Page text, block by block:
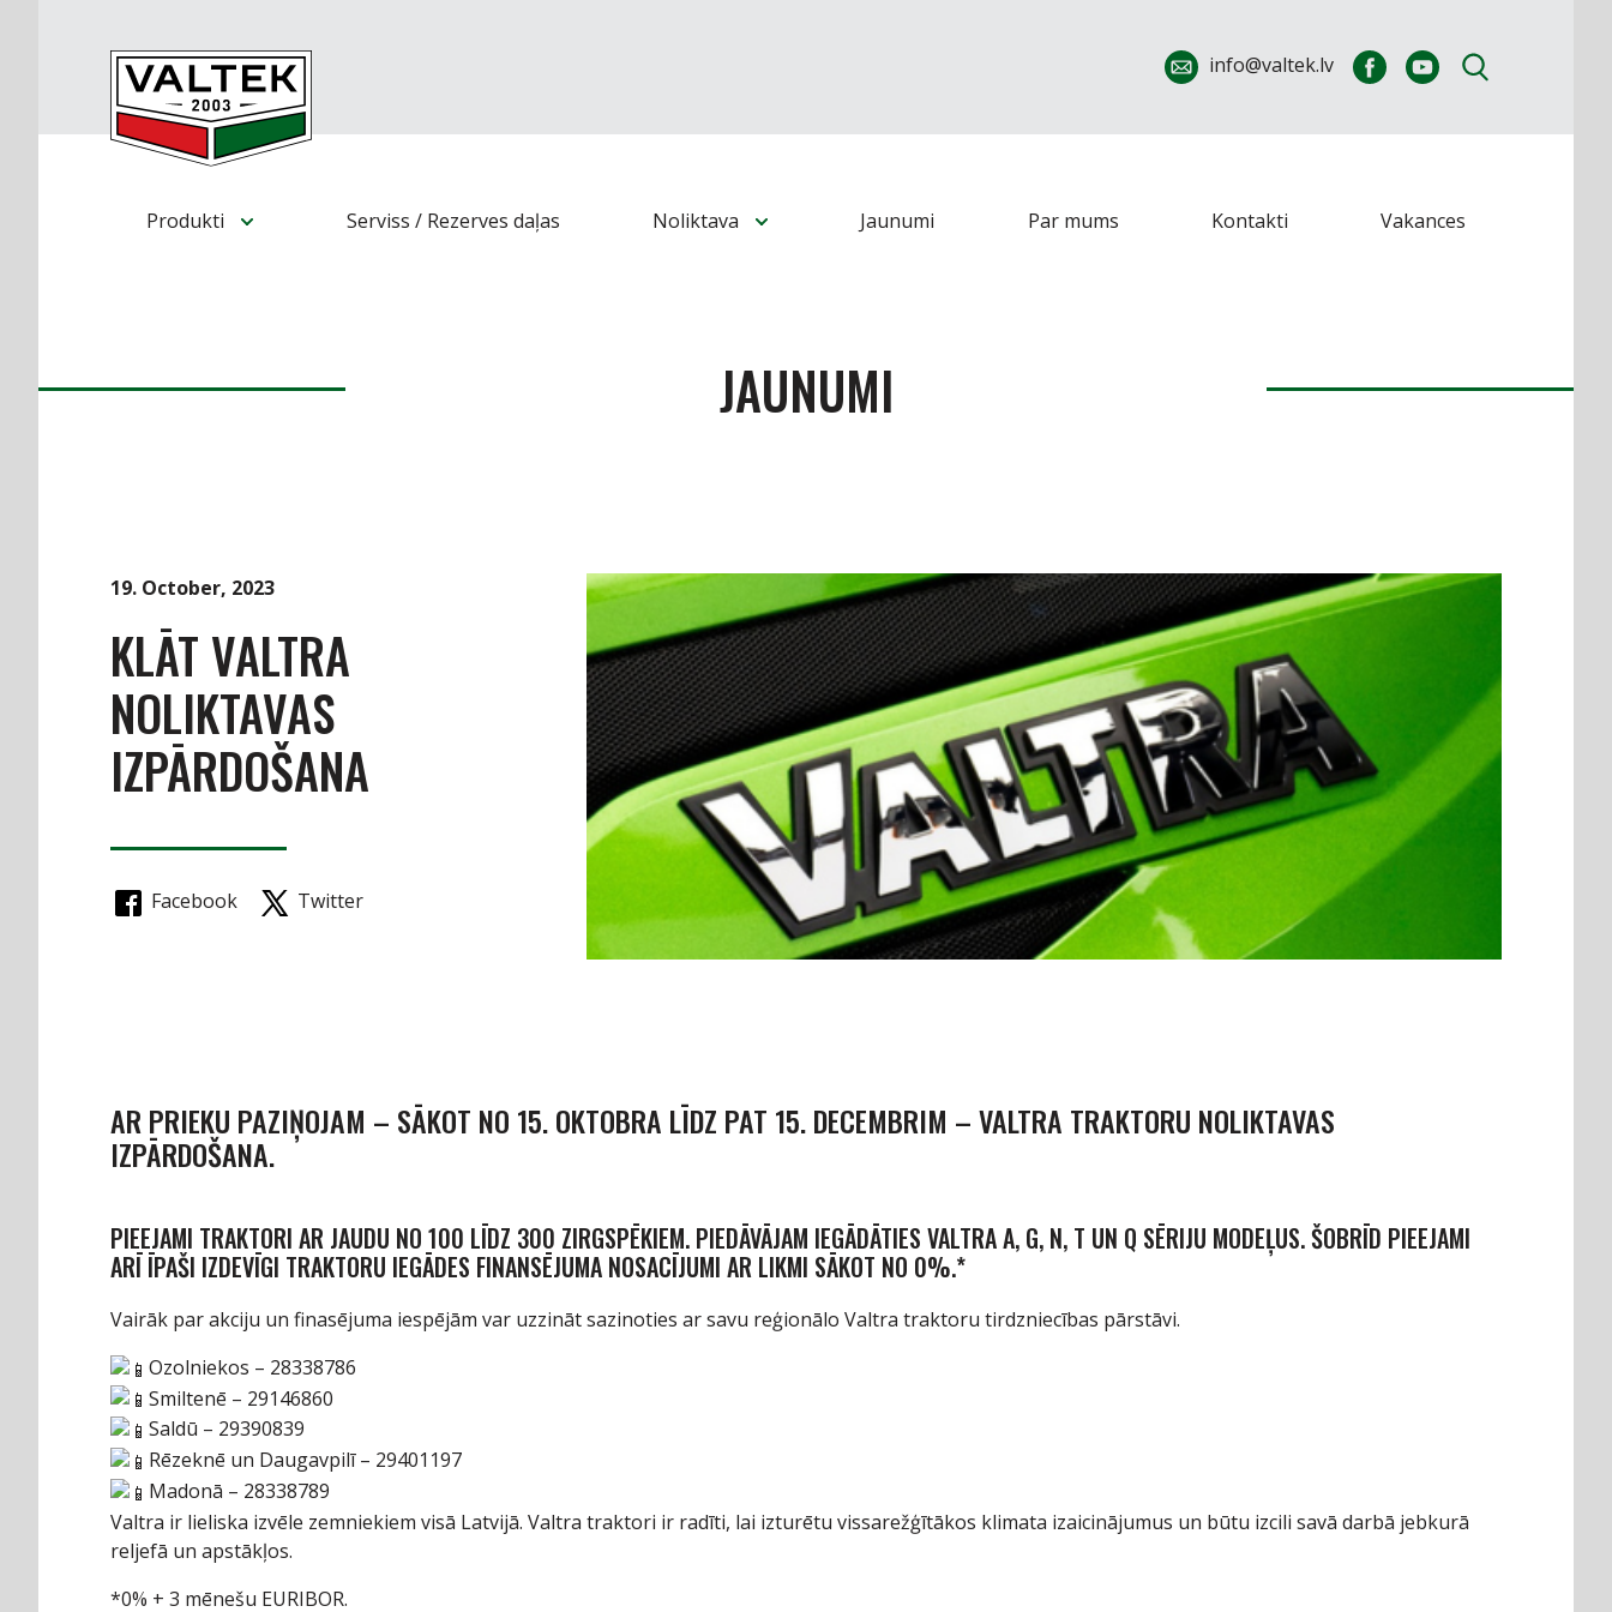
info@valtek.lv
Produkti Serviss / Rezerves daļas Noliktava Jaunumi Par mums Kontakti Vakances
JAUNUMI
19. October, 2023
KLĀT VALTRA
NOLIKTAVAS
IZPĀRDOŠANA
Facebook Twitter
AR PRIEKU PAZIŅOJAM – SĀKOT NO 15. OKTOBRA LĪDZ PAT 15. DECEMBRIM – VALTRA TRAKTORU NOLIKTAVAS
IZPĀRDOŠANA.
PIEEJAMI TRAKTORI AR JAUDU NO 100 LĪDZ 300 ZIRGSPĒKIEM. PIEDĀVĀJAM IEGĀDĀTIES VALTRA A, G, N, T UN Q SĒRIJU MODEĻUS. ŠOBRĪD PIEEJAMI
ARĪ ĪPAŠI IZDEVĪGI TRAKTORU IEGĀDES FINANSĒJUMA NOSACĪJUMI AR LIKMI SĀKOT NO 0%.*
Vairāk par akciju un finasējuma iespējām var uzzināt sazinoties ar savu reģionālo Valtra traktoru tirdzniecības pārstāvi.
Ozolniekos – 28338786
Smiltenē – 29146860
Saldū – 29390839
Rēzeknē un Daugavpilī – 29401197
Madonā – 28338789
Valtra ir lieliska izvēle zemniekiem visā Latvijā. Valtra traktori ir radīti, lai izturētu vissarežģītākos klimata izaicinājumus un būtu izcili savā darbā jebkurā
reljefā un apstākļos.
*0% + 3 mēnešu EURIBOR.